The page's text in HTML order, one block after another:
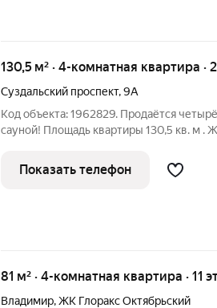
130,5 м² · 4-комнатная квартира ·
Суздальский проспект,9А
Код объекта: 1962829. Продаётся
сауной! Площадь квартиры 130,5 кв. м .
видами и свежим воздухом. Дом
Показать телефон
81 м² · 4-комнатная квартира · 11
Владимир,ЖК Глоракс Октябрьский